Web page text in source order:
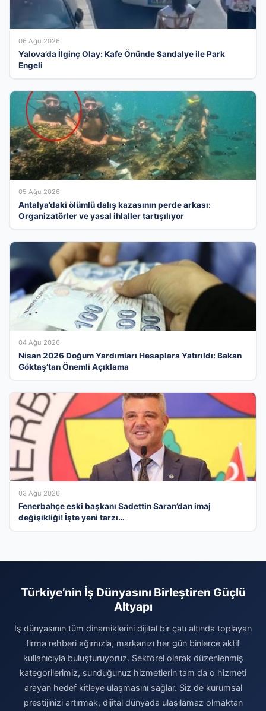
06 Ağu 2026
Yalova’da İlginç Olay: Kafe Önünde Sandalye ile Park
Engeli
05 Ağu 2026
Antalya’daki ölümlü dalış kazasının perde arkası:
Organizatörler ve yasal ihlaller tartışılıyor
04 Ağu 2026
Nisan 2026 Doğum Yardımları Hesaplara Yatırıldı: Bakan
Göktaş’tan Önemli Açıklama
03 Ağu 2026
Fenerbahçe eski başkanı Sadettin Saran’dan imaj
değişikliği! İşte yeni tarzı…
Türkiye’nin İş Dünyasını Birleştiren Güçlü
Altyapı
İş dünyasının tüm dinamiklerini dijital bir çatı altında toplayan
firma rehberi ağımızla, markanızı her gün binlerce aktif
kullanıcıyla buluşturuyoruz. Sektörel olarak düzenlenmiş
kategorilerimiz, sunduğunuz hizmetlerin tam da o hizmeti
arayan hedef kitleye ulaşmasını sağlar. Siz de kurumsal
prestijinizi artırmak, dijital dünyada ulaşılamaz olmaktan